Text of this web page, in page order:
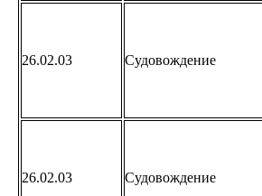
26.02.03 Судовождение
26.02.03 Судовождение